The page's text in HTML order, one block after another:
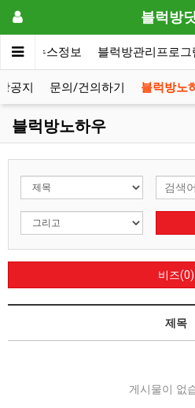
블럭방
인 뉴스정보 블럭방관리프로그
공지 문의/건의하기 블럭방노
블럭방노하우
비즈(0)
제목
게시물이 없